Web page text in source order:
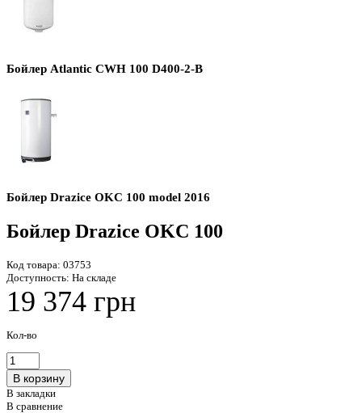
Бойлер Atlantic CWH 100 D400-2-B
Бойлер Drazice OKC 100 model 2016
Бойлер Drazice OKC 100
Код товара: 03753
Доступность: На складе
19 374 грн
Кол-во
В закладки
В сравнение